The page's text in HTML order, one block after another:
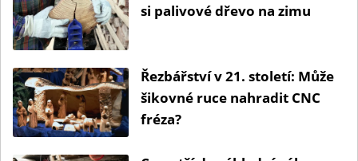
si palivové dřevo na zimu
Řezbářství v 21. století: Může
šikovné ruce nahradit CNC
fréza?